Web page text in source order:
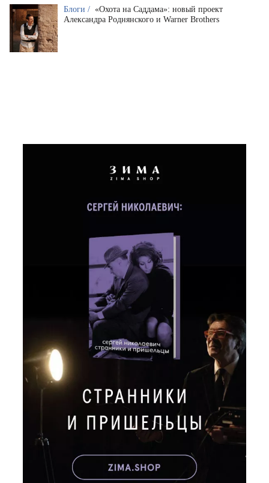
Блоги / «Охота на Саддама»: новый проект
Александра Роднянского и Warner Brothers